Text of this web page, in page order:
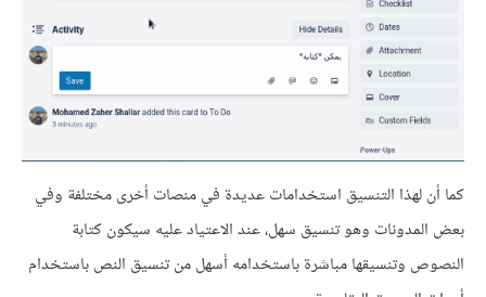
كما أن لهذا التنسيق استخدامات عديدة في منصات أخرى مختلفة وفي
بعض المدونات وهو تنسيق سهل، عند اﻻعتياد عليه سيكون كتابة
النصوص وتنسيقها مباشرة باستخدامه أسهل من تنسيق النص باستخدام